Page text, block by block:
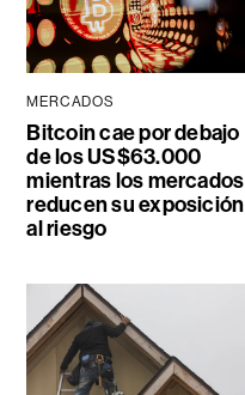
MERCADOS
Bitcoin cae por debajo
de los US$63.000
mientras los mercados
reducen su exposición
al riesgo